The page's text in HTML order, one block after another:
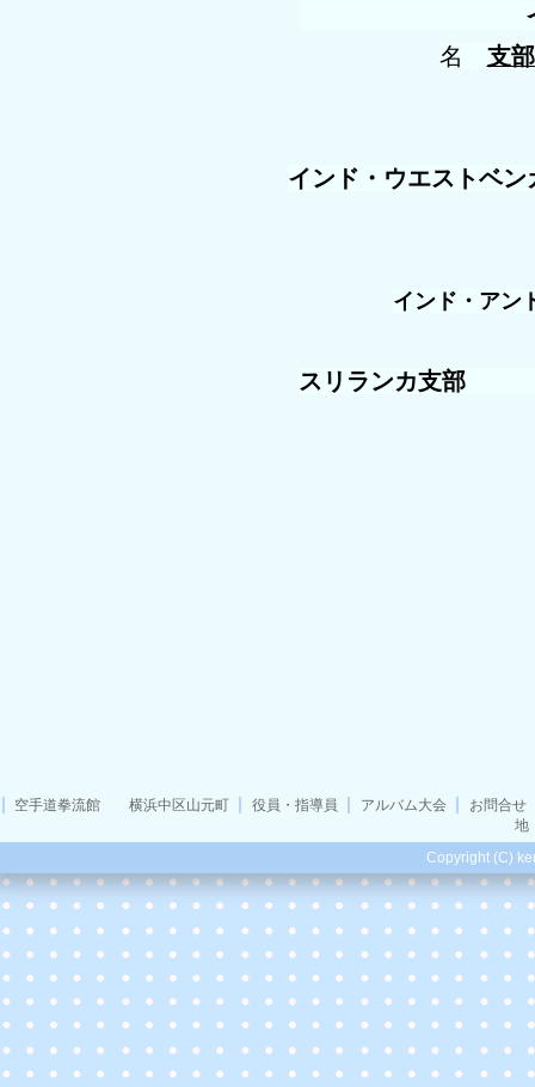
インド松
名 支
インド・ウエス
インド・アン
スリランカ支部
空手道拳流館 横浜中区山元町 役員・指導員 アルバム大会
お問合せ
地
Copyright (C)